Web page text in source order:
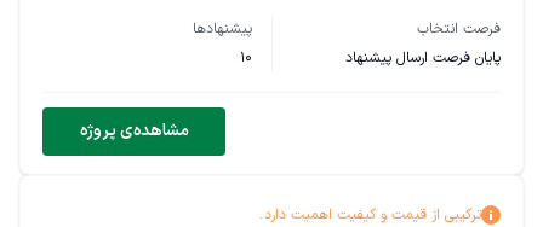
مهاجرت پرندگان و ... دارد؟ که بررسی موارد فوق ملزم به آشنایی
کامل با روند تصفیه فاضلاب و مواد تشکیل دهنده حوضچه های ته
نشینی فاضلاب و همچنین آشنایی با محیط زیست جانوری می
باشد. مشابه ترین محتوی فارسی موجود نسبت به آن چه در نظر
باشد. با تشکر
فرصت انتخاب
پایان فرصت ارسال پیشنهاد
پیشنهادها
10
مشاهده‌ی پروژه
ترکیبی از قیمت و کیفیت اهمیت دارد.